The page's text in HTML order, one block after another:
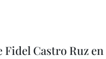
Fidel Castro Ruz en